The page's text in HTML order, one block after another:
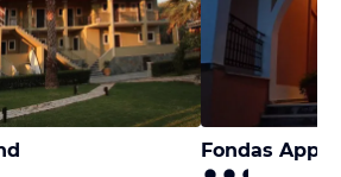
Fondas